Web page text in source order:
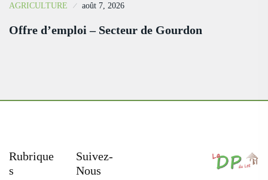
AGRICULTURE août 7, 2026
Offre d’emploi – Secteur de Gourdon
Rubrique
S
Suivez-
Nous